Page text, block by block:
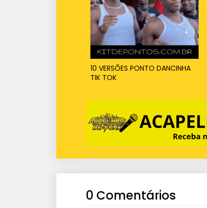
10 VERSÕES PONTO DANCINHA
TIK TOK
0 Comentários